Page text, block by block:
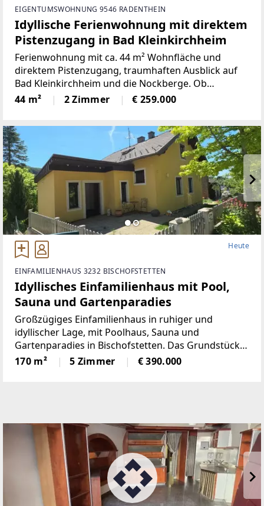
EIGENTUMSWOHNUNG 9546 RADENTHEIN
Idyllische Ferienwohnung mit direktem
Pistenzugang in Bad Kleinkirchheim
Ferienwohnung mit ca. 44 m² Wohnfläche und
direktem Pistenzugang, traumhaften Ausblick auf
Bad Kleinkirchheim und die Nockberge. Ob
Mountainbiken, Wandern oder Schifahren im
Winter, diese Gegend bietet für jeden etwas.
Entspannung bietet das Thermal Römerbad
44 m² 2 Zimmer € 259.000
Heute
EINFAMILIENHAUS 3232 BISCHOFSTETTEN
Idyllisches Einfamilienhaus mit Pool,
Sauna und Gartenparadies
Großzügiges Einfamilienhaus in ruhiger und
idyllischer Lage, mit Poolhaus, Sauna und
Gartenparadies in Bischofstetten. Das Grundstück
mit ca. 1.708 m², davon ca. 192 m² verbauter Fläche,
bietet viel Platz für Familienleben, Erholung und
170 m² 5 Zimmer € 390.000